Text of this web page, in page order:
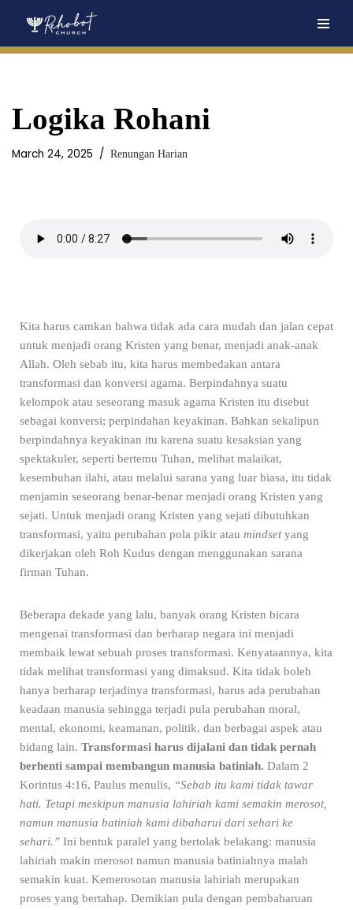
Logika Rohani
March 24, 2025 Renungan Harian
Kita harus camkan bahwa tidak ada cara mudah dan jalan cepat
untuk menjadi orang Kristen yang benar, menjadi anak-anak
Allah. Oleh sebab itu, kita harus membedakan antara
transformasi dan konversi agama. Berpindahnya suatu
kelompok atau seseorang masuk agama Kristen itu disebut
sebagai konversi; perpindahan keyakinan. Bahkan sekalipun
berpindahnya keyakinan itu karena suatu kesaksian yang
spektakuler, seperti bertemu Tuhan, melihat malaikat,
kesembuhan ilahi, atau melalui sarana yang luar biasa, itu tidak
menjamin seseorang benar-benar menjadi orang Kristen yang
sejati. Untuk menjadi orang Kristen yang sejati dibutuhkan
transformasi, yaitu perubahan pola pikir atau mindsetyang
dikerjakan oleh Roh Kudus dengan menggunakan sarana
firman Tuhan.
Beberapa dekade yang lalu, banyak orang Kristen bicara
mengenai transformasi dan berharap negara ini menjadi
membaik lewat sebuah proses transformasi. Kenyataannya, kita
tidak melihat transformasi yang dimaksud. Kita tidak boleh
hanya berharap terjadinya transformasi, harus ada perubahan
keadaan manusia sehingga terjadi pula perubahan moral,
mental, ekonomi, keamanan, politik, dan berbagai aspek atau
bidang lain. Transformasi harus dijalani dan tidak pernah
berhenti sampai membangun manusia batiniah. Dalam 2
Korintus 4:16, Paulus menulis, “Sebab itu kami tidak tawar
hati. Tetapi meskipun manusia lahiriah kami semakin merosot,
namun manusia batiniah kami dibaharui dari sehari ke
sehari.” Ini bentuk paralel yang bertolak belakang: manusia
lahiriah makin merosot namun manusia batiniahnya malah
semakin kuat. Kemerosotan manusia lahiriah merupakan
proses yang bertahap. Demikian pula dengan pembaharuan